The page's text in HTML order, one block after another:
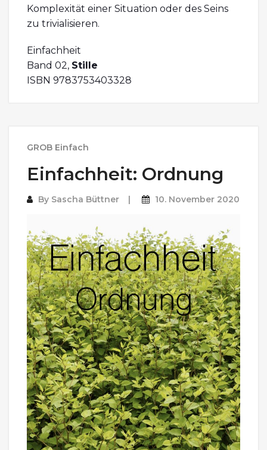
Komplexität einer Situation oder des Seins
zu trivialisieren.
Einfachheit
Band 02, Stille
ISBN 9783753403328
GROB Einfach
Einfachheit: Ordnung
By Sascha Büttner 10. November 2020